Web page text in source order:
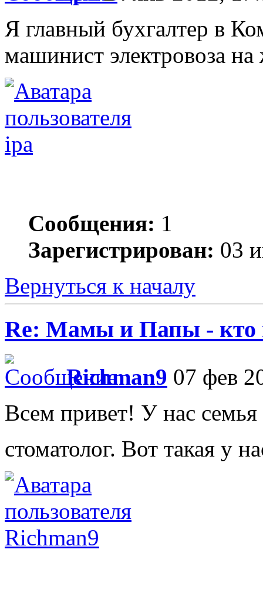
Я главный бухгалтер в
машинист электровоза
ipa
Сообщения: 1
Зарегистрирован: 03
Вернуться к началу
Re: Мамы и Папы - кто
Richman9 07 фев
Всем привет! У нас
стоматолог. Вот такая у
Richman9